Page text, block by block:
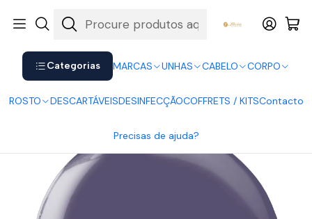
Categorias MARCAS UNHAS CABELO CORPO
ROSTO DESCARTÁVEISDESINFECÇÃOCOFFRETS / KITSContacto
Precisas de ajuda?
Shop now. Pay later with Klarna.
Andreia Verniz Gel 237